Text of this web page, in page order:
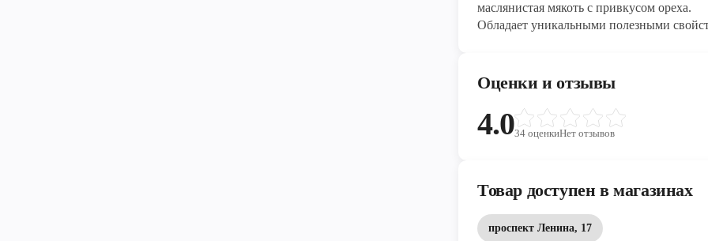
маслянистая мякоть с привкусом ореха.
Обладает уникальными полезными
укрепляет сосуды, витамин E и
ногтей, волос. Олеиновая и
Авокадо хасс незаменимый ингредиент
бутербродов, салатов, соусов. Отлично
Оценки и отзывы
4.034 оценкиНет отзывов
Товар доступен в магазинах
проспект Ленина, 17